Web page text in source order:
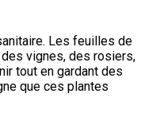
Les feuilles de
vignes, des rosiers,
tout en gardant des
que ces plantes